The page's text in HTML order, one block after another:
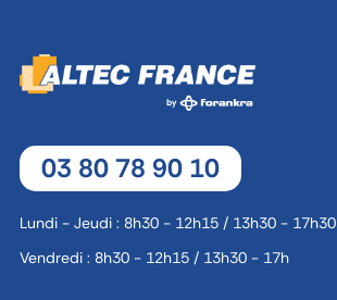
03 80 78 90 10
Lundi - Jeudi : 8h30 - 12h15 / 13h30 - 17h30
Vendredi : 8h30 - 12h15 / 13h30 - 17h